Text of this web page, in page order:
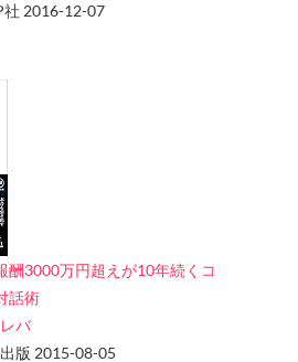
社 2016-12-07
酬3000万円超えが10年続くコ
話術
バ
版 2015-08-05